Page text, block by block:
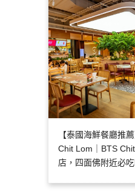
【泰國海鮮餐廳推
Chit Lom｜BTS
店，四面佛附近必